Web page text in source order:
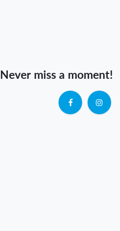
Never miss a moment!